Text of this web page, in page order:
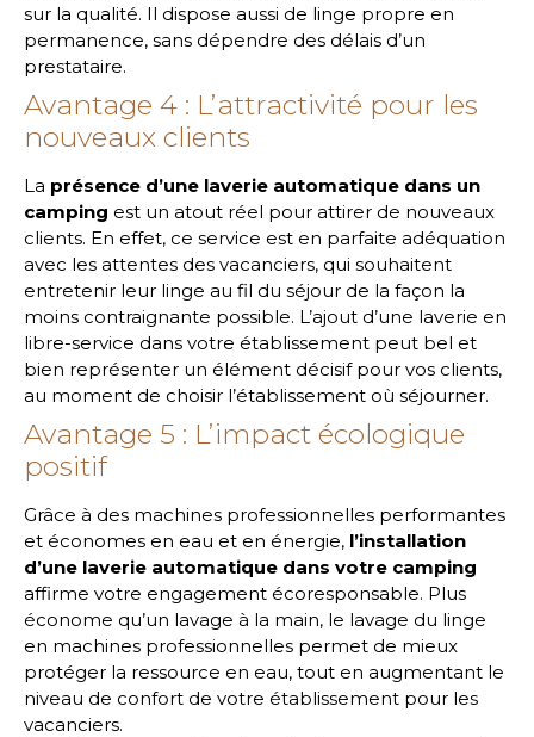
sur la qualité. Il dispose aussi de linge propre en
permanence, sans dépendre des délais d’un
prestataire.
Avantage 4 : L’attractivité pour les
nouveaux clients
La présence d’une laverie automatique dans un
camping est un atout réel pour attirer de nouveaux
clients. En effet, ce service est en parfaite adéquation
avec les attentes des vacanciers, qui souhaitent
entretenir leur linge au fil du séjour de la façon la
moins contraignante possible. L’ajout d’une laverie en
libre-service dans votre établissement peut bel et
bien représenter un élément décisif pour vos clients,
au moment de choisir l’établissement où séjourner.
Avantage 5 : L’impact écologique
positif
Grâce à des machines professionnelles performantes
et économes en eau et en énergie, l’installation
d’une laverie automatique dans votre camping
affirme votre engagement écoresponsable. Plus
économe qu’un lavage à la main, le lavage du linge
en machines professionnelles permet de mieux
protéger la ressource en eau, tout en augmentant le
niveau de confort de votre établissement pour les
vacanciers.